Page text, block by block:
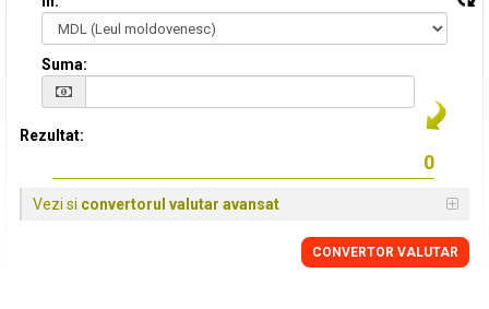
Suma:
Rezultat:
Vezi si convertorul valutar avansat
CONVERTOR VALUTAR